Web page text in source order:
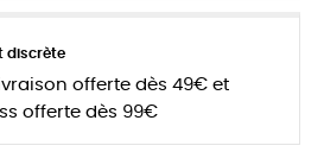
discrète
offerte dès 49€ et
offerte dès 99€